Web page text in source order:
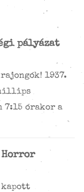
pályázat
1937.
órakor a
kapott